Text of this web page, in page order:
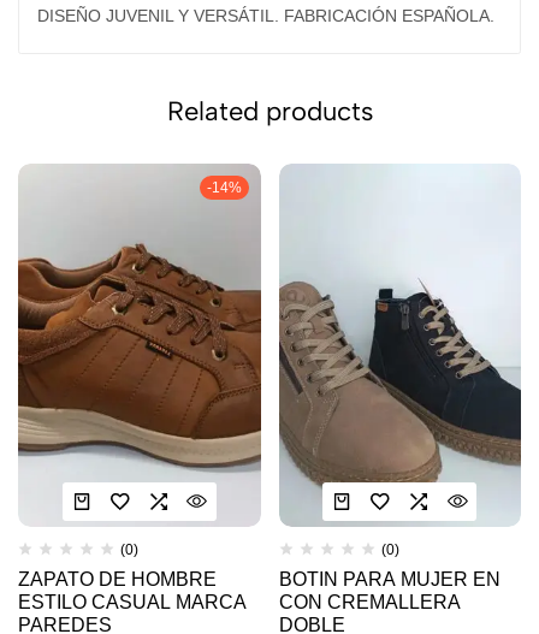
DISEÑO JUVENIL Y VERSÁTIL. FABRICACIÓN ESPAÑOLA.
Related products
-14%
(0)
ZAPATO DE HOMBRE
ESTILO CASUAL MARCA
PAREDES
(0)
BOTIN PARA MUJER EN
CON CREMALLERA
DOBLE